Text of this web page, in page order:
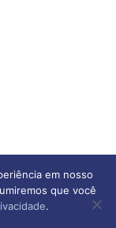
em nosso
que você
.